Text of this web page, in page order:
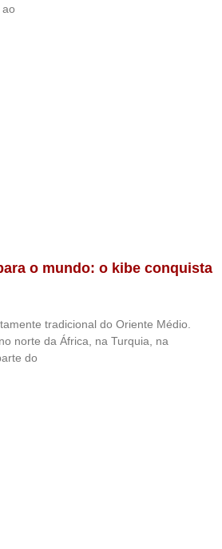
o mundo: o kibe conquista
tradicional do Oriente Médio.
norte da África, na Turquia, na
do